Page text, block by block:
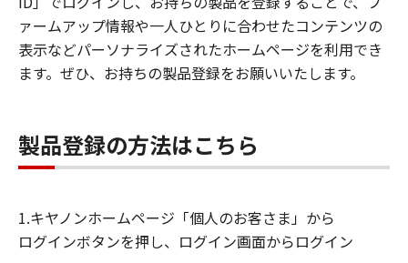
ァームアップ情報や一人ひとりに合わせたコンテンツの
表示などパーソナライズされたホームページを利用でき
ます。ぜひ、お持ちの製品登録をお願いいたします。
製品登録の方法はこちら
1.キヤノンホームページ「個人のお客さま」から
ログインボタンを押し、ログイン画面からログイン